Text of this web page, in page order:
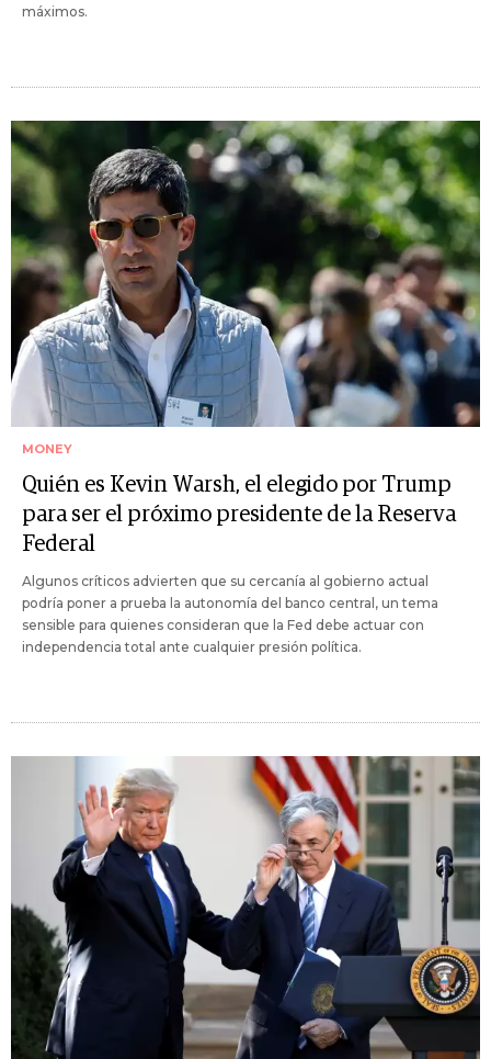
máximos.
MONEY
Quién es Kevin Warsh, el elegido por Trump
para ser el próximo presidente de la Reserva
Federal
Algunos críticos advierten que su cercanía al gobierno actual
podría poner a prueba la autonomía del banco central, un tema
sensible para quienes consideran que la Fed debe actuar con
independencia total ante cualquier presión política.